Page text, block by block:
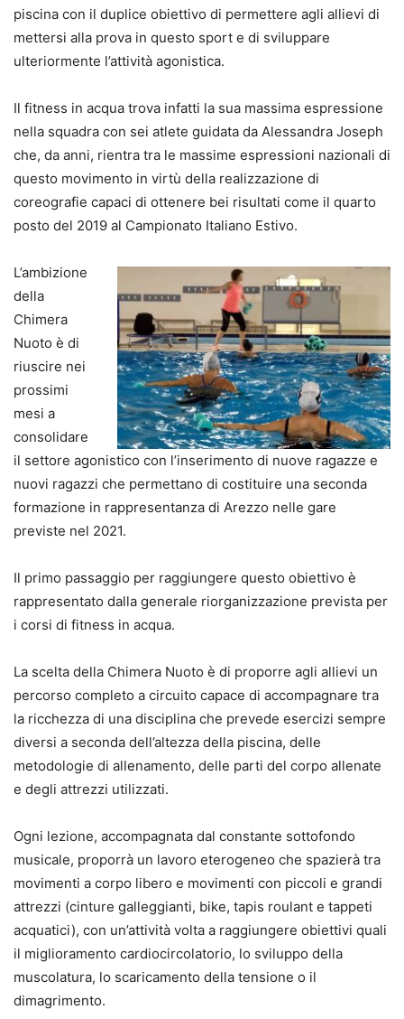
piscina con il duplice obiettivo di permettere agli allievi di
mettersi alla prova in questo sport e di sviluppare
ulteriormente l’attività agonistica.
Il fitness in acqua trova infatti la sua massima espressione
nella squadra con sei atlete guidata da Alessandra Joseph
che, da anni, rientra tra le massime espressioni nazionali di
questo movimento in virtù della realizzazione di
coreografie capaci di ottenere bei risultati come il quarto
posto del 2019 al Campionato Italiano Estivo.
L’ambizione
della
Chimera
Nuoto è di
riuscire nei
prossimi
mesi a
consolidare
il settore agonistico con l’inserimento di nuove ragazze e
nuovi ragazzi che permettano di costituire una seconda
formazione in rappresentanza di Arezzo nelle gare
previste nel 2021.
Il primo passaggio per raggiungere questo obiettivo è
rappresentato dalla generale riorganizzazione prevista per
i corsi di fitness in acqua.
La scelta della Chimera Nuoto è di proporre agli allievi un
percorso completo a circuito capace di accompagnare tra
la ricchezza di una disciplina che prevede esercizi sempre
diversi a seconda dell’altezza della piscina, delle
metodologie di allenamento, delle parti del corpo allenate
e degli attrezzi utilizzati.
Ogni lezione, accompagnata dal constante sottofondo
musicale, proporrà un lavoro eterogeneo che spazierà tra
movimenti a corpo libero e movimenti con piccoli e grandi
attrezzi (cinture galleggianti, bike, tapis roulant e tappeti
acquatici), con un’attività volta a raggiungere obiettivi quali
il miglioramento cardiocircolatorio, lo sviluppo della
muscolatura, lo scaricamento della tensione o il
dimagrimento.